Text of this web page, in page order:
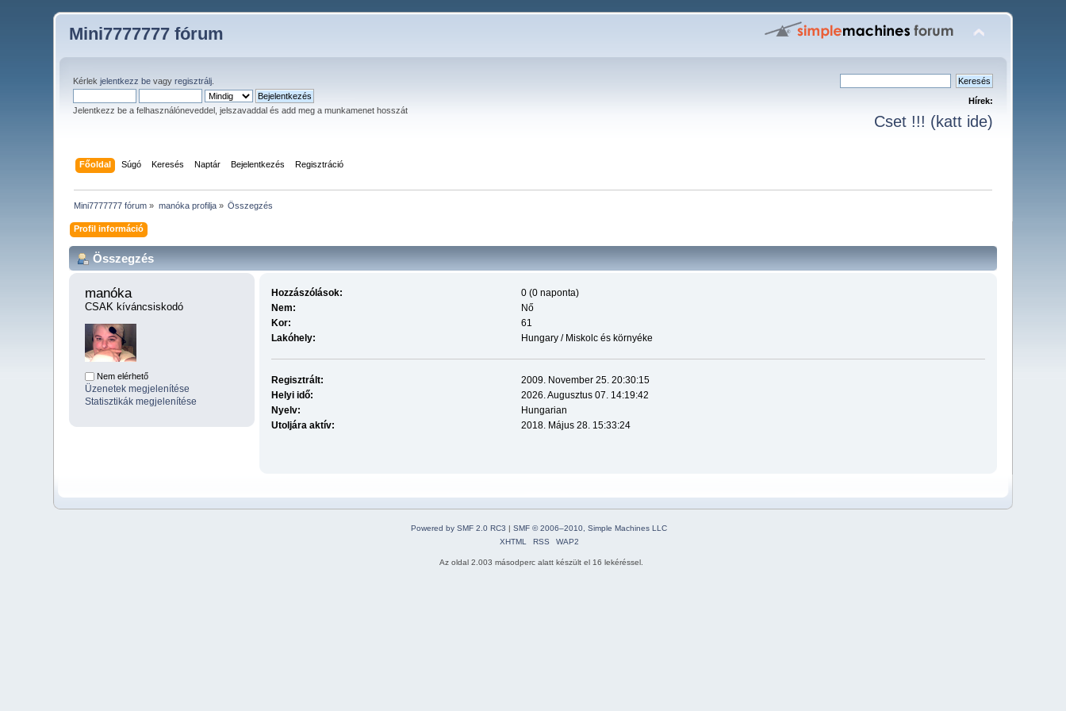
Mini7777777 fórum
Kérlekjelentkezz be vagyregisztrálj
Jelentkezz be a felhasználóneveddel, jelszavaddal és add meg a munkamenet hosszát
Hírek:
Cset !!! (katt ide)
Főoldal Súgó Keresés Naptár Bejelentkezés Regisztráció
Mini7777777 fórum » manóka profilja» Összegzés
Profil információ
Összegzés
manóka
CSAK kíváncsiskodó
Nem elérhető
Üzenetek megjelenítése
Statisztikák megjelenítése
Hozzászólások:
0 (0 naponta)
Nem:
Nő
Kor:
61
Lakóhely:
Hungary / Miskolc és környéke
Regisztrált:
2009. November 25. 20:30:15
Helyi idő:
2026. Augusztus 07. 14:19:42
Nyelv:
Hungarian
Utoljára aktív:
2018. Május 28. 15:33:24
Powered by SMF 2.0 RC3 | SMF © 2006–2010, Simple Machines LLC
XHTML
RSS WAP2
Az oldal 2.003 másodperc alatt készült el 16 lekéréssel.